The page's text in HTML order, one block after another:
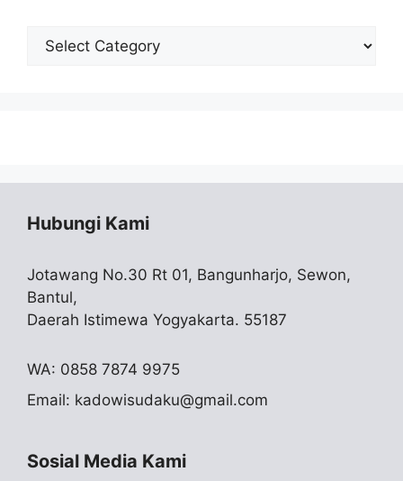
Cari
Hubungi Kami
Jotawang No.30 Rt 01, Bangunharjo, Sewon,
Bantul,
Daerah Istimewa Yogyakarta. 55187
WA: 0858 7874 9975
Email: kadowisudaku@gmail.com
Sosial Media Kami